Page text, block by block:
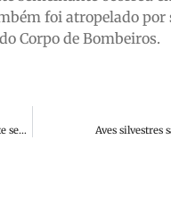
foi atropelado
Corpo de Bombeiros.
Alerta Defesa Civil: chuva persistente e volumosa entre a noite sexta-feira (13) e domingo (15) Aves silvestres